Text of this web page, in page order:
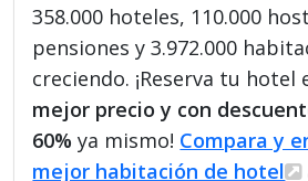
358.000 hoteles, 110.000
pensiones y 3.972.000
creciendo. ¡Reserva tu hotel
mejor precio y con
60% ya mismo! Compara y
mejor habitación de hotel